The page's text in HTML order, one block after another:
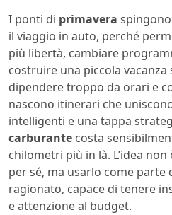
I ponti di primavera
il viaggio in auto, perché
più libertà, cambiare
costruire una piccola vacanza
dipendere troppo da orari e
nascono itinerari che
intelligenti e una tappa
carburante costa
chilometri più in là. L’idea
per sé, ma usarlo come parte
ragionato, capace di tenere
e attenzione al budget.